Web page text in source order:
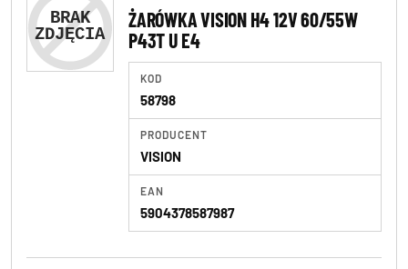
ŻARÓWKA VISION H4 12V 60/55W
P43T U E4
KOD
58798
PRODUCENT
VISION
EAN
5904378587987